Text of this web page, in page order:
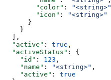
        "color"
: "<string>"
        "icon"
:
"<string>"
      }
    }
  ],
  "active"
: true ,
  "activeStatus"
: {
    "id"
: 123 ,
    "name"
: "<string>" ,
    "active"
: true